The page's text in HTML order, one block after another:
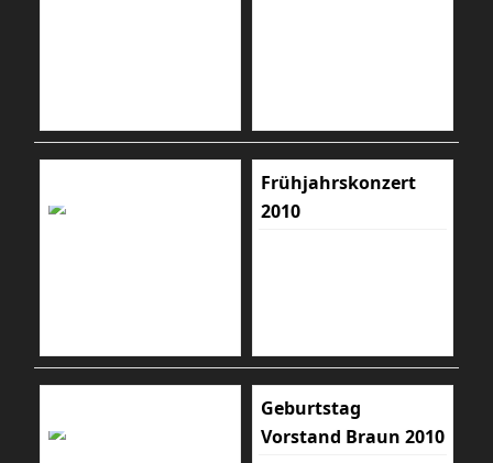
Frühjahrskonzert
2010
Geburtstag
Vorstand Braun 2010